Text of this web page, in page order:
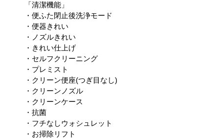
「清潔機能」
・便ふた閉止後洗浄モード
・便器きれい
・ノズルきれい
・きれい仕上げ
・セルフクリーニング
・プレミスト
・クリーン便座(つぎ目なし)
・クリーンノズル
・クリーンケース
・抗菌
・フチなしウォシュレット
・お掃除リフト